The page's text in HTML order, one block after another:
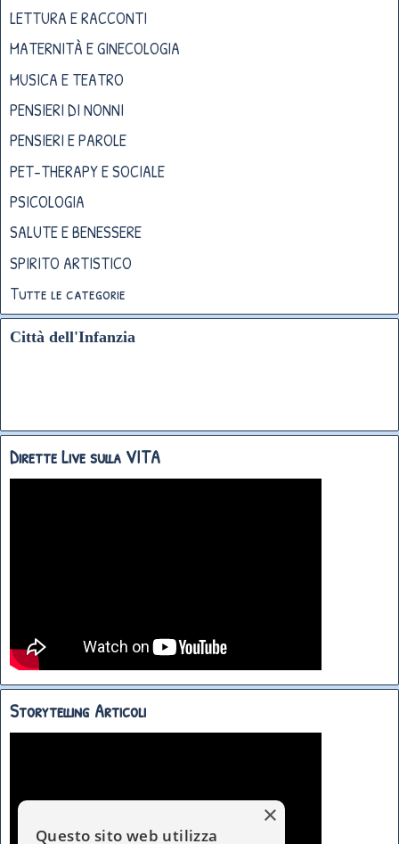
LETTURA E RACCONTI
MATERNITÀ E GINECOLOGIA
MUSICA E TEATRO
PENSIERI DI NONNI
PENSIERI E PAROLE
PET-THERAPY E SOCIALE
PSICOLOGIA
SALUTE E BENESSERE
SPIRITO ARTISTICO
Tutte le categorie
Città dell'Infanzia
Dirette Live sulla VITA
Storytelling Articoli
×
Questo sito web utilizza